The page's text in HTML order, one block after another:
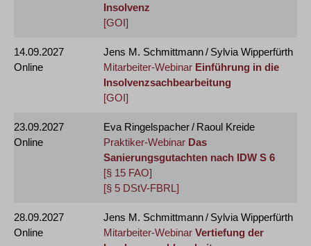
Insolvenz
[GOI]
14.09.2027
Online
Jens M. Schmittmann / Sylvia Wipperfürth
Mitarbeiter-Webinar Einführung in die
Insolvenzsachbearbeitung
[GOI]
23.09.2027
Online
Eva Ringelspacher / Raoul Kreide
Praktiker-Webinar Das
Sanierungsgutachten nach IDW S 6
[§ 15 FAO]
[§ 5 DStV-FBRL]
28.09.2027
Online
Jens M. Schmittmann / Sylvia Wipperfürth
Mitarbeiter-Webinar Vertiefung der